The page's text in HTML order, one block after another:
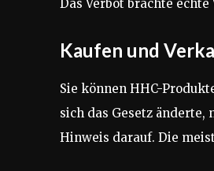
Das Verbot brachte
Kaufen und
Sie können HHC-
sich das Gesetz änderte,
Hinweis darauf. Die